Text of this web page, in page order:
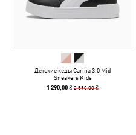
Детские кеды Carina 3.0 Mid
Sneakers Kids
1 290,00 ₴2 590,00 ₴